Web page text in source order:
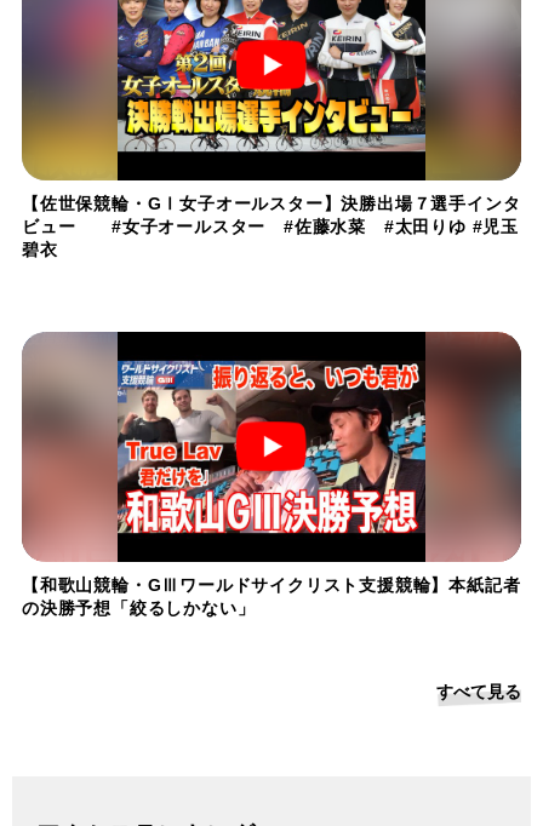
【佐世保競輪・GⅠ女子オールスター】決勝出場７選手インタ
ビュー #女子オールスター #佐藤水菜 #太田りゆ #児玉
碧衣
【和歌山競輪・GⅢワールドサイクリスト支援競輪】本紙記者
の決勝予想「絞るしかない」
すべて見る